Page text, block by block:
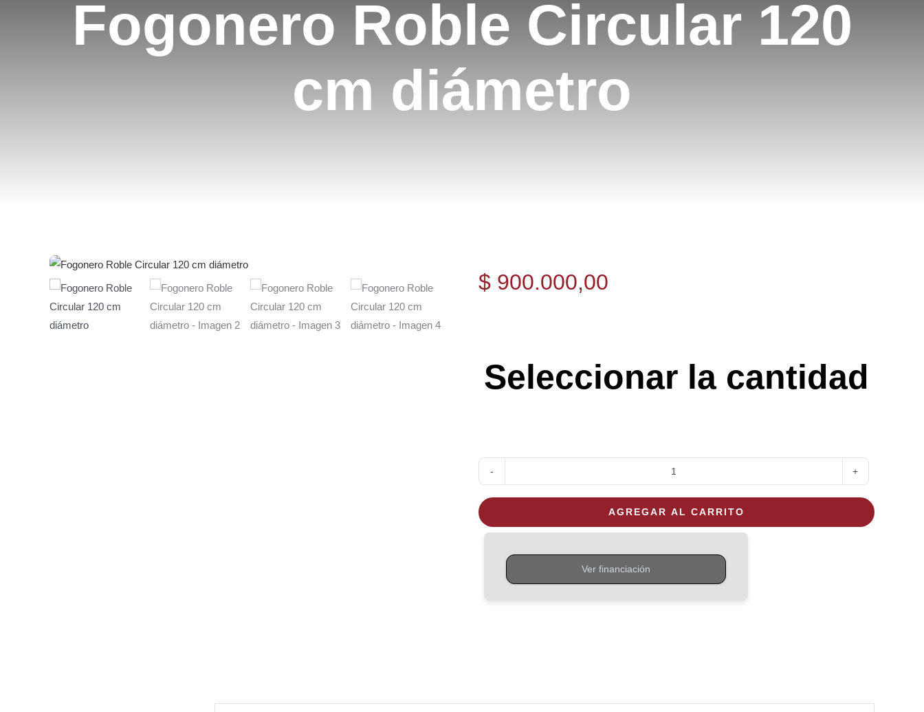
Fogonero Roble Circular 120
cm diámetro
$900.000,00
Seleccionar la cantidad
Roble
Circular
120
cm
AGREGAR AL CARRITO